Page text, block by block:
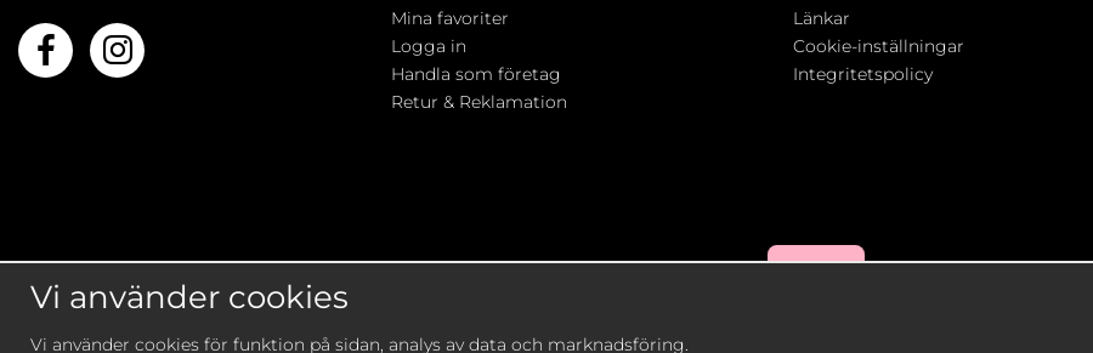
Mina favoriter
Logga in
Handla som företag
Retur & Reklamation
Länkar
Cookie-inställningar
Integritetspolicy
Vi använder cookies
Vi använder cookies för funktion på sidan, analys av data och marknadsföring.